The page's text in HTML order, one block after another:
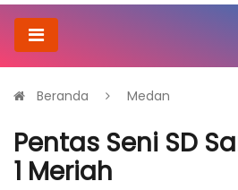
Beranda Medan
Pentas Seni SD
1 Meriah